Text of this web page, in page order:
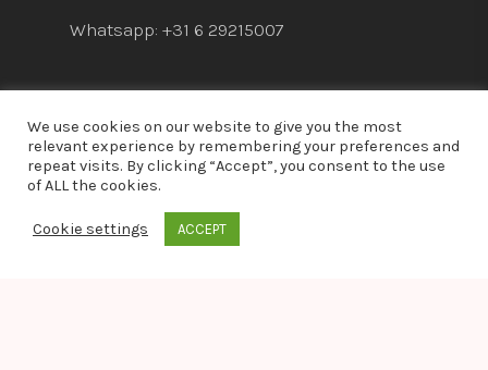
Whatsapp: +31 6 29215007
© 2026 Ladies Bodyfashion. hosted by:
We use cookies on our website to give you the most
relevant experience by remembering your preferences and
repeat visits. By clicking “Accept”, you consent to the use
of ALL the cookies.
Cookie settings ACCEPT